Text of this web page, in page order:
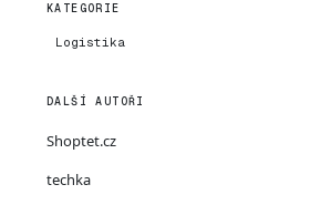
KATEGORIE
Logistika
DALŠÍ AUTOŘI
Shoptet.cz
techka